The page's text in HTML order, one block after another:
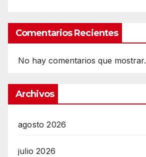
Comentarios Recientes
No hay comentarios que mostrar.
Archivos
agosto 2026
julio 2026